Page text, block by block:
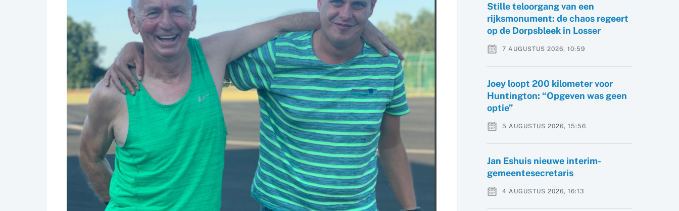
Stille teloorgang van een
rijksmonument: de chaos regeert
op de Dorpsbleek in Losser
7 AUGUSTUS 2026, 10:59
Joey loopt 200 kilometer voor
Huntington: “Opgeven was geen
optie”
5 AUGUSTUS 2026, 15:56
Jan Eshuis nieuwe interim-
gemeentesecretaris
4 AUGUSTUS 2026, 16:13